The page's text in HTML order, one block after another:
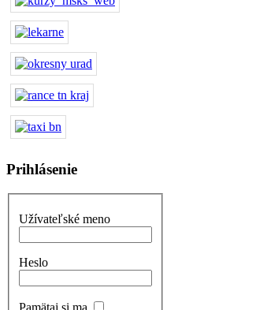
Prihlásenie
Užívateľské meno
Heslo
Pamätaj si ma